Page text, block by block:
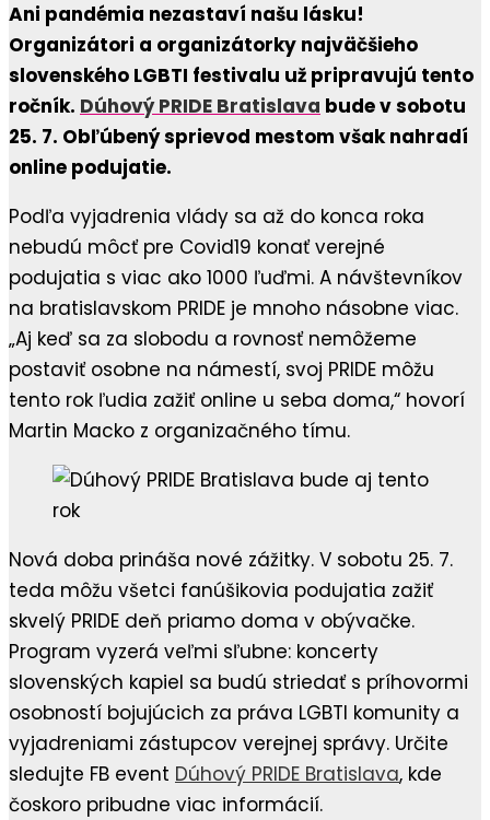
Ani pandémia nezastaví našu lásku!
Organizátori a organizátorky najväčšieho
slovenského LGBTI festivalu už pripravujú tento
ročník. Dúhový PRIDE Bratislava bude v sobotu
25. 7. Obľúbený sprievod mestom však nahradí
online podujatie.
Podľa vyjadrenia vlády sa až do konca roka
nebudú môcť pre Covid19 konať verejné
podujatia s viac ako 1000 ľuďmi. A návštevníkov
na bratislavskom PRIDE je mnoho násobne viac.
„Aj keď sa za slobodu a rovnosť nemôžeme
postaviť osobne na námestí, svoj PRIDE môžu
tento rok ľudia zažiť online u seba doma,“ hovorí
Martin Macko z organizačného tímu.
Nová doba prináša nové zážitky. V sobotu 25. 7.
teda môžu všetci fanúšikovia podujatia zažiť
skvelý PRIDE deň priamo doma v obývačke.
Program vyzerá veľmi sľubne: koncerty
slovenských kapiel sa budú striedať s príhovormi
osobností bojujúcich za práva LGBTI komunity a
vyjadreniami zástupcov verejnej správy. Určite
sledujte FB event Dúhový PRIDE Bratislava, kde
čoskoro pribudne viac informácií.